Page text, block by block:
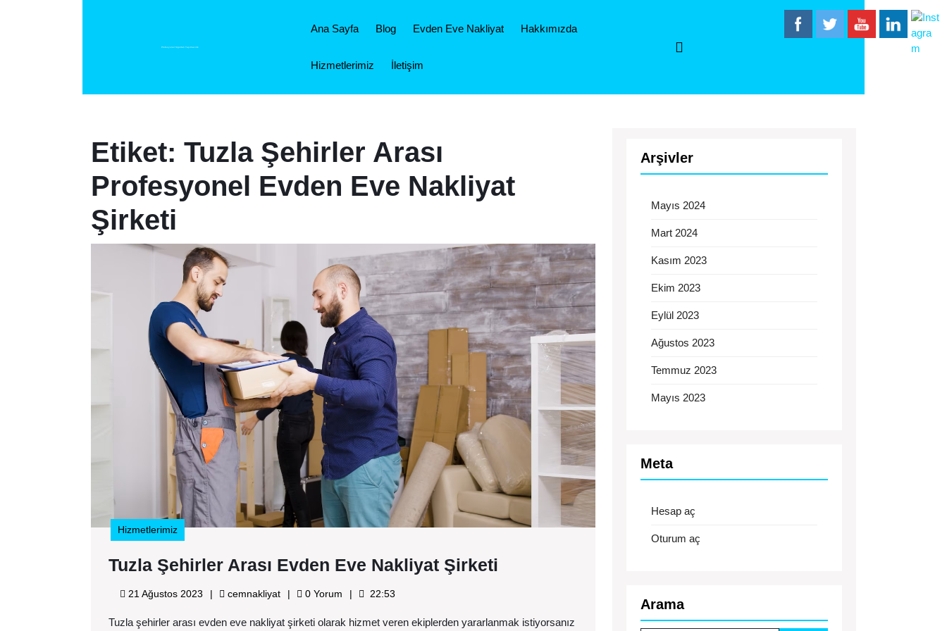
Profesyonel Sigortalı Taşımacılık
Ana Sayfa Blog Evden Eve Nakliyat Hakkımızda
Hizmetlerimiz İletişim
Etiket: Tuzla Şehirler Arası
Profesyonel Evden Eve Nakliyat
Şirketi
Arası
Evden
Nakliyat
Şirketi
Hizmetlerimiz
Tuzla Şehirler Arası Evden Eve Nakliyat Şirketi
21 Ağustos 2023 21
2023
cemnakliyatcemnakliyat
0 Yorum 22:53
Tuzla şehirler arası evden eve nakliyat şirketi olarak hizmet veren ekiplerden yararlanmak istiyorsanız
Arşivler
Mayıs 2024
Mart 2024
Kasım 2023
Ekim 2023
Eylül 2023
Ağustos 2023
Temmuz 2023
Mayıs 2023
Meta
Hesap aç
Oturum aç
Arama